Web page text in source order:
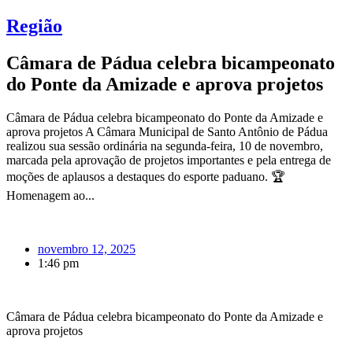
Região
Câmara de Pádua celebra bicampeonato
do Ponte da Amizade e aprova projetos
Câmara de Pádua celebra bicampeonato do Ponte da Amizade e
aprova projetos A Câmara Municipal de Santo Antônio de Pádua
realizou sua sessão ordinária na segunda-feira, 10 de novembro,
marcada pela aprovação de projetos importantes e pela entrega de
moções de aplausos a destaques do esporte paduano. 🏆
Homenagem ao...
novembro 12, 2025
1:46 pm
Câmara de Pádua celebra bicampeonato do Ponte da Amizade e
aprova projetos